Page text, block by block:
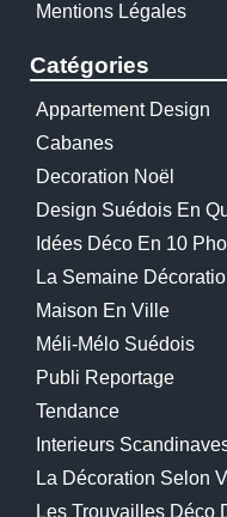
Mentions Légales
Catégories
Appartement Design
Cabanes
Decoration Noël
Design Suédois En
Idées Déco En 10
La Semaine
Maison En Ville
Méli-Mélo Suédois
Publi Reportage
Tendance
Interieurs
La Décoration Selon
Les Trouvailles Déco